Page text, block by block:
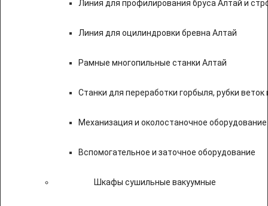
Линия для профилирования бруса Алтай и
Линия для оцилиндровки бревна Алтай
Рамные многопильные станки Алтай
Станки для переработки горбыля, рубки веток
Механизация и околостаночное оборудование
Вспомогательное и заточное оборудование
Шкафы сушильные вакуумные